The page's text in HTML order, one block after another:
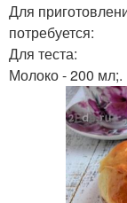
Для
потребуется:
Для теста:
Молоко - 200 мл;.